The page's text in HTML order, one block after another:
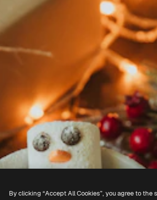
By clicking “Accept All Cookies”, you agree to